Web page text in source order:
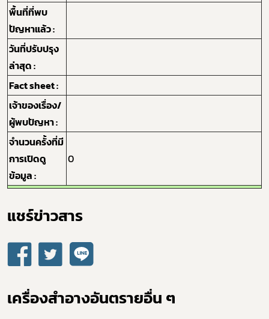
พื้นที่ที่พบ
ปัญหาแล้ว :
วันที่ปรับปรุง
ล่าสุด :
Fact sheet :
เจ้าของเรื่อง/
ผู้พบปัญหา :
จำนวนครั้งที่มี
การเปิดดู
ข้อมูล :
0
แชร์ข่าวสาร​
เครื่องสำอางอันตรายอื่น ๆ
กฎหมาย